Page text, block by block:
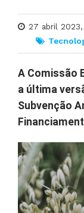
27 abril
A Comissão
a última
Subvenção